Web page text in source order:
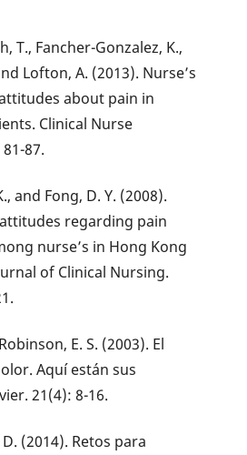
T., Fancher-Gonzalez, K.,
Lofton, A. (2013). Nurse’s
about pain in
Clinical Nurse
87.
and Fong, D. Y. (2008).
regarding pain
nurse’s in Hong Kong
of Clinical Nursing.
E. S. (2003). El
Aquí están sus
21(4): 8-16.
(2014). Retos para